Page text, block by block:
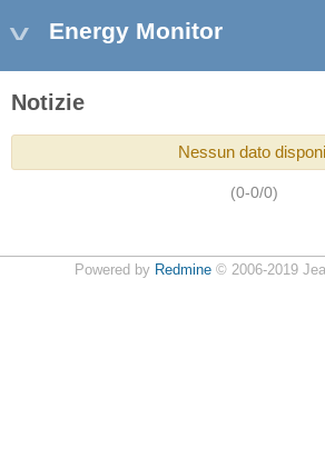
Energy Monitor
Notizie
Nessun dato
(0-0/0)
Powered by Redmine© 2006-2019